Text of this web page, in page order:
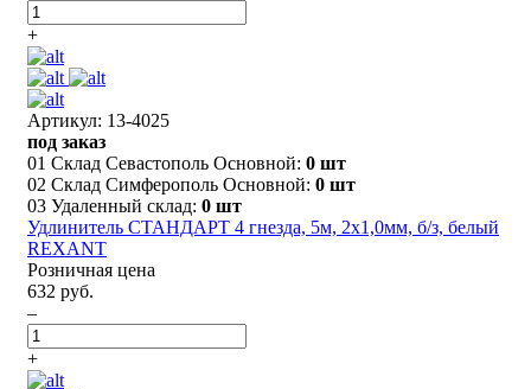
+
Артикул: 13-4025
под заказ
01 Склад Севастополь Основной: 0 шт
02 Склад Симферополь Основной: 0 шт
03 Удаленный склад: 0 шт
Удлинитель СТАНДАРТ 4 гнезда, 5м, 2х1,0мм, б/з, белый
REXANT
Розничная цена
632 руб.
–
+